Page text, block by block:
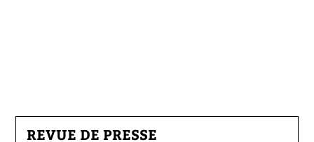
REVUE DE PRESSE